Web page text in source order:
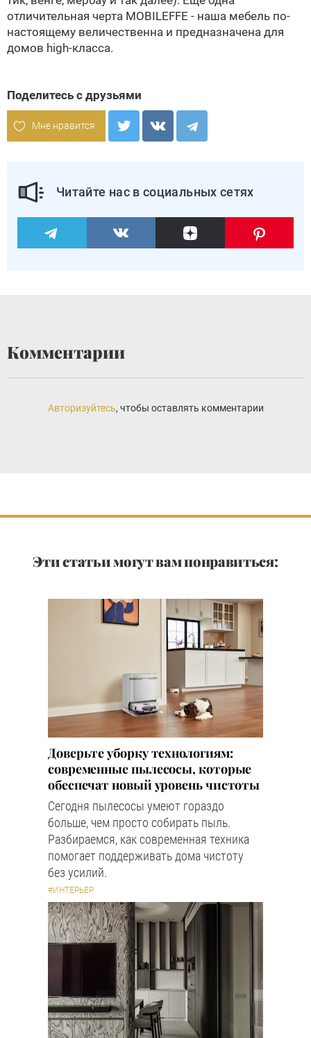
отличительная черта MOBILEFFE - наша мебель по-
настоящему величественна и предназначена для
домов high-класса.
Поделитесь с друзьями
Мне нравится
Читайте нас в социальных сетях
Комментарии
Авторизуйтесь, чтобы оставлять комментарии
Эти статьи могут вам понравиться:
Доверьте уборку технологиям:
современные пылесосы, которые
обеспечат новый уровень чистоты
Сегодня пылесосы умеют гораздо
больше, чем просто собирать пыль.
Разбираемся, как современная техника
помогает поддерживать дома чистоту
без усилий.
#ИНТЕРЬЕР